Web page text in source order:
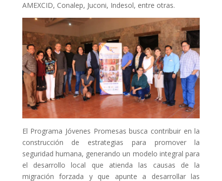
AMEXCID, Conalep, Juconi, Indesol, entre otras.
El Programa Jóvenes Promesas busca contribuir en la
construcción de estrategias para promover la
seguridad humana, generando un modelo integral para
el desarrollo local que atienda las causas de la
migración forzada y que apunte a desarrollar las
Diari de la Fundació
Fundesplai als mitjans
Xarxes socials
COL·LABORA
Fes voluntariat
Fes un donatiu
Treballa amb nosaltres